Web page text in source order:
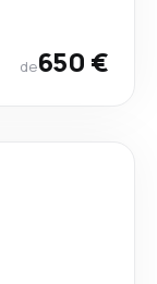
de650 €